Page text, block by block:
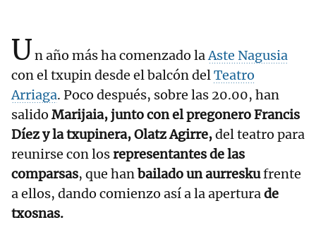
Un año más ha comenzado laAste Nagusia
con el txupin desde el balcón delTeatro
Arriaga. Poco después, sobre las 20.00, han
salido Marijaia, junto con el pregonero Francis
Díez y la txupinera, Olatz Agirre,del teatro para
reunirse con losrepresentantes de las
comparsas, que hanbailado un aurreskufrente
a ellos, dando comienzo así a la aperturade
txosnas.